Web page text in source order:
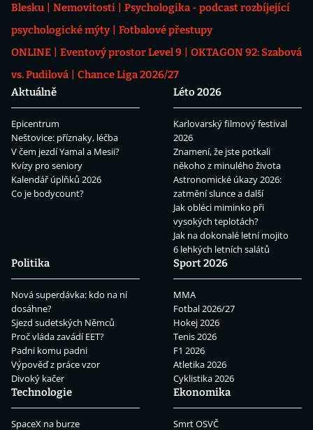
Blesku
Nemovitosti
Psychologika - podcast rozbíjející
psychologické mýty
Fotbalové přestupy
ONLINE
Eventový prostor Level 9
OKTAGON 92: Szabová
vs. Pudilová
Chance Liga 2026/27
Aktuálně
Epicentrum
Neštovice: příznaky, léčba
V čem jezdí Yamal a Mesii?
Kvízy pro seniory
Kalendář úplňků 2026
Co je bodycount?
Léto 2026
Karlovarský filmový festival
2026
Znamení, že jste potkali
někoho z minulého života
Astronomické úkazy 2026:
zatmění slunce a další
Jak obléci miminko při
vysokých teplotách?
Jak na dokonalé letní mojito
6 lehkých letních salátů
Politika
Nová superdávka: kdo na ní
dosáhne?
Sjezd sudetských Němců
Proč vláda zavádí EET?
Padni komu padni
Výpověď z práce vzor
Divoký kačer
Sport 2026
MMA
Fotbal 2026/27
Hokej 2026
Tenis 2026
F1 2026
Atletika 2026
Cyklistika 2026
Technologie
SpaceX na burze
Ekonomika
Smrt OSVČ